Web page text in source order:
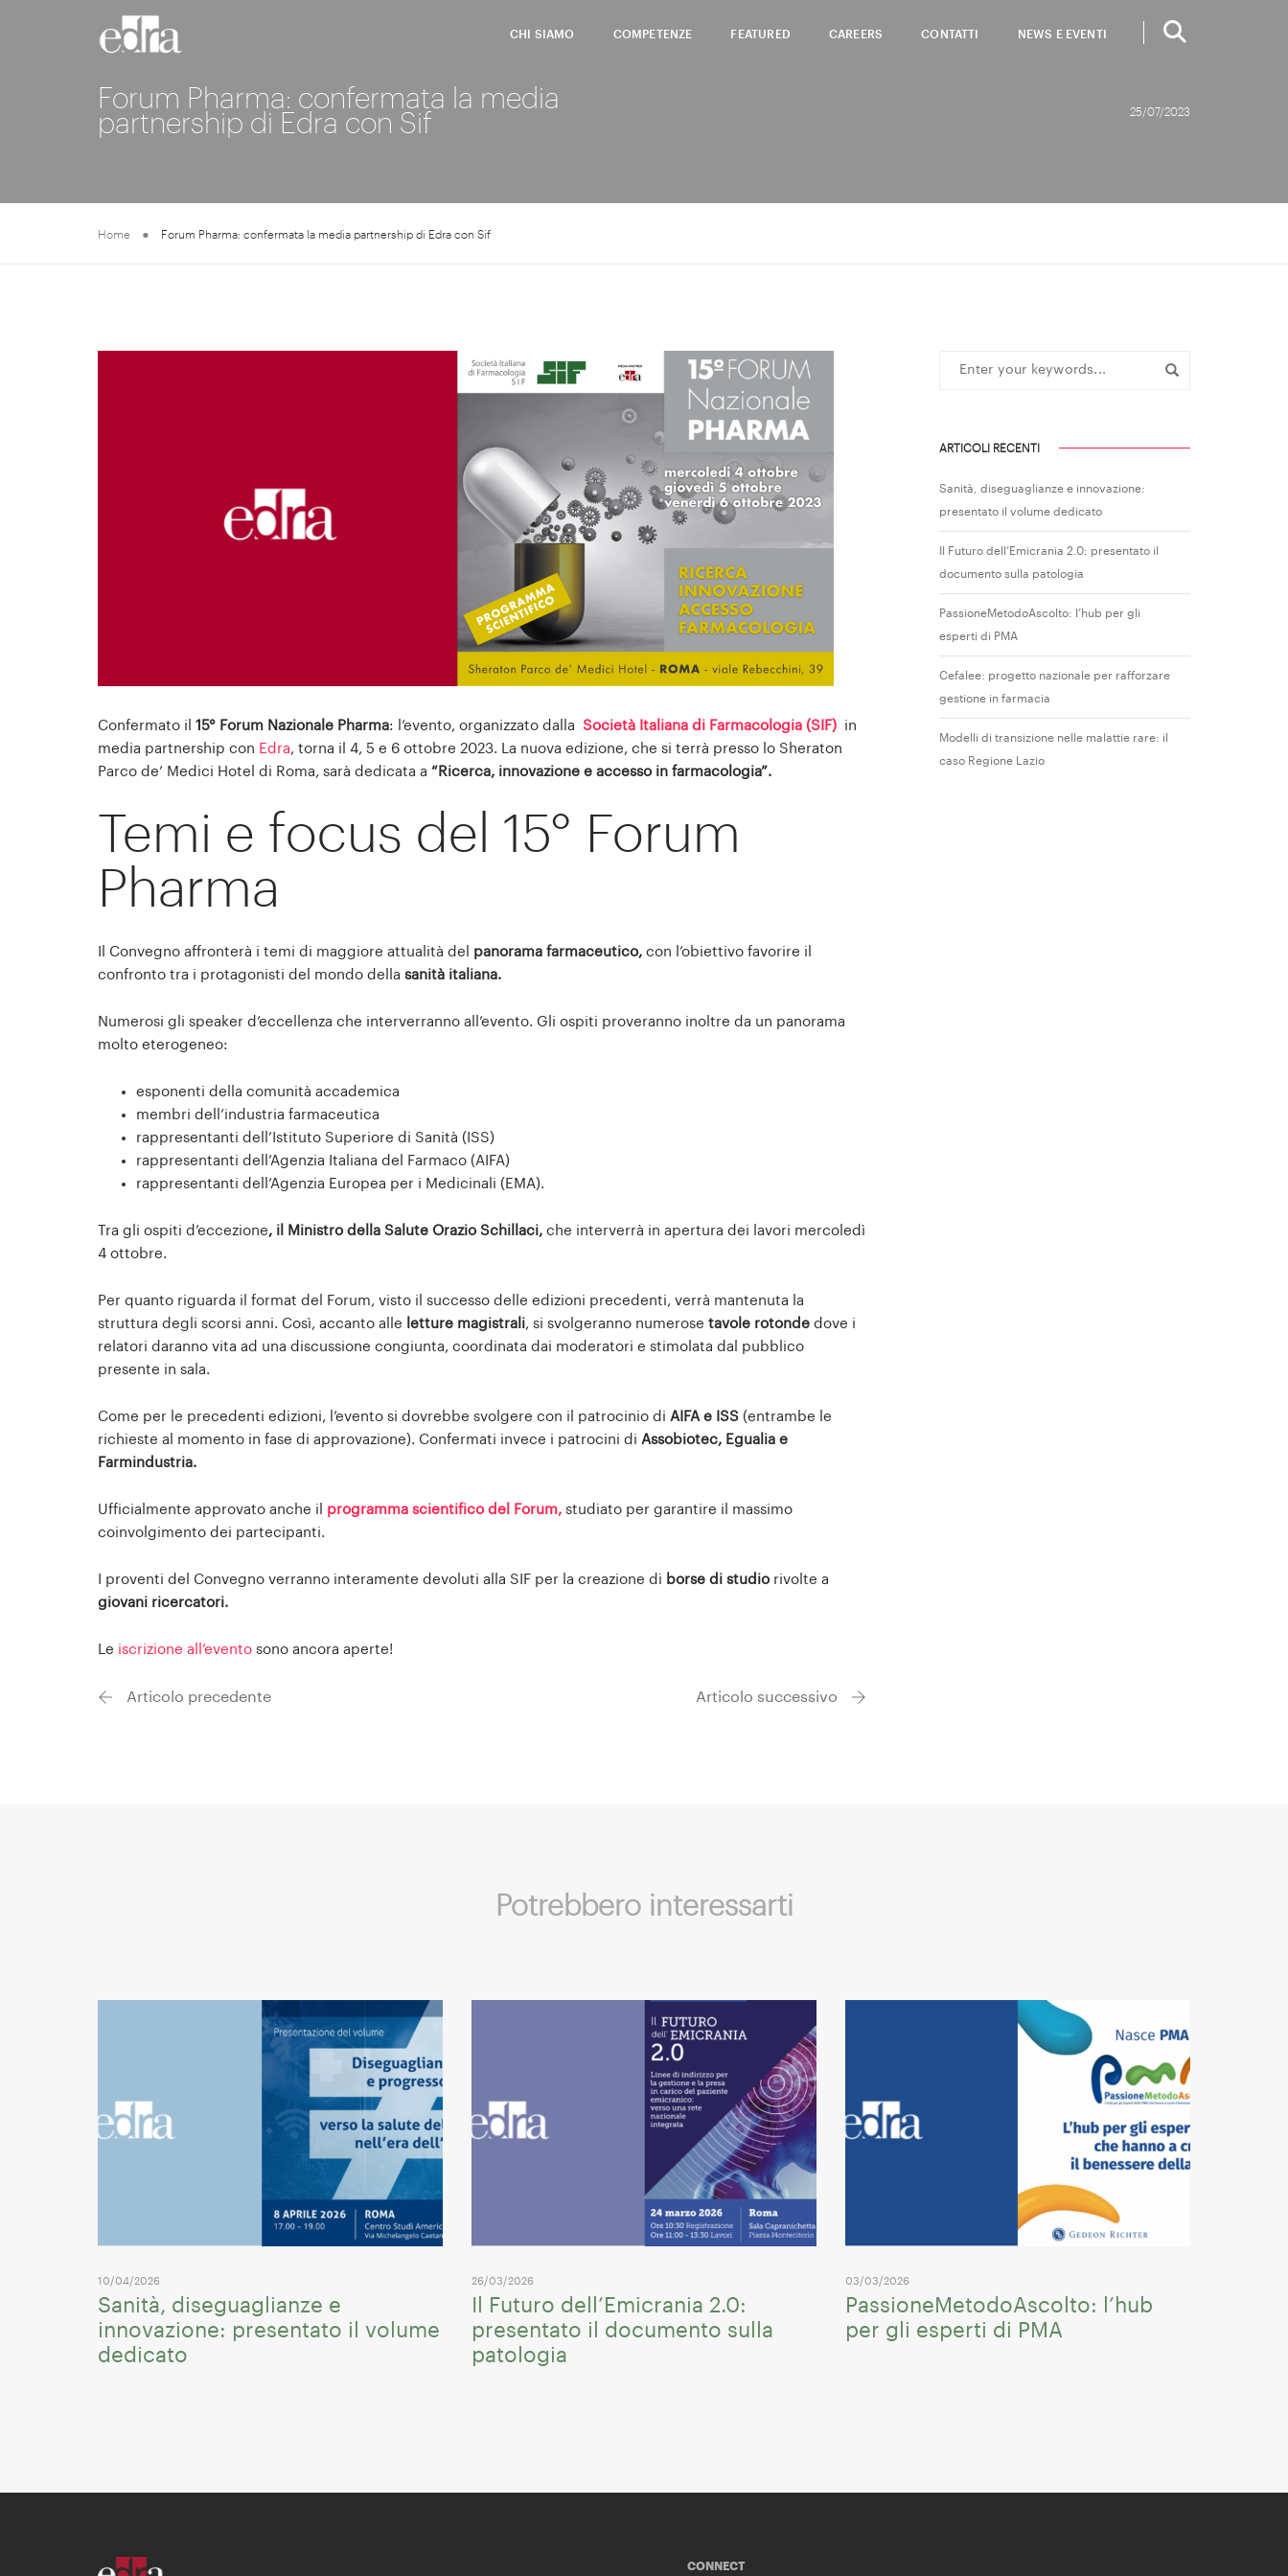
CHI SIAMO COMPETENZE FEATURED CAREERS CONTATTI NEWS E EVENTI
Forum Pharma: confermata la media
partnership di Edra con Sif
25/07/2023
Home Forum Pharma: confermata la media partnership di Edra con Sif
Confermato il 15° Forum Na­zionale Pharma: l’evento, organizzato dalla Società Italiana di Farmacologia (SIF) in
media partnership con Edra, torna il 4, 5 e 6 ottobre 2023. La nuova edizione, che si terrà presso lo Sheraton
Parco de’ Medici Hotel di Roma, sarà dedicata a “Ricerca, innovazione e accesso in farmacologia”.
Temi e focus del 15° Forum
Pharma
Il Convegno affronterà i temi di maggiore attualità del panorama farmaceutico, con l’obiettivo favorire il
confronto tra i protagonisti del mondo della sanità italiana.
Numerosi gli speaker d’eccellenza che interverranno all’evento. Gli ospiti proveranno inoltre da un panorama
molto eterogeneo:
esponenti della comunità accademica
membri dell’industria farmaceutica
rappresentanti dell’Istituto Superiore di Sanità (ISS)
rappresentanti dell’Agenzia Italiana del Farmaco (AIFA)
rappresentanti dell’Agenzia Europea per i Medicinali (EMA).
Tra gli ospiti d’eccezione, il Ministro della Salute Orazio Schillaci, che interverrà in apertura dei lavori mercoledì
4 ottobre.
Per quanto riguarda il format del Forum, visto il successo delle edizioni precedenti, verrà mantenuta la
struttura degli scorsi anni. Così, accanto alle letture magistrali, si svolgeranno numerose tavole rotonde dove i
relatori daranno vita ad una discussione congiunta, coordinata dai moderatori e stimolata dal pubblico
presente in sala.
Come per le precedenti edizioni, l’evento si dovrebbe svolgere con il patrocinio di AIFA e ISS (entrambe le
richieste al momento in fase di approvazione). Confermati invece i patrocini di Assobiotec, Egualia e
Farmindustria.
Ufficialmente approvato anche il programma scientifico del Forum, studiato per garantire il massimo
coinvolgimento dei partecipanti.
I proventi del Convegno verranno interamente devoluti alla SIF per la creazione di borse di studio rivolte a
giovani ricercatori.
Le iscrizione all’evento sono ancora aperte!
Articolo precedente Articolo successivo
ARTICOLI RECENTI
Sanità, diseguaglianze e innovazione:
presentato il volume dedicato
Il Futuro dell’Emicrania 2.0: presentato il
documento sulla patologia
PassioneMetodoAscolto: l’hub per gli
esperti di PMA
Cefalee: progetto nazionale per rafforzare
gestione in farmacia
Modelli di transizione nelle malattie rare: il
caso Regione Lazio
Potrebbero interessarti
10/04/2026
Sanità, diseguaglianze e
innovazione: presentato il volume
dedicato
26/03/2026
Il Futuro dell’Emicrania 2.0:
presentato il documento sulla
patologia
03/03/2026
PassioneMetodoAscolto: l’hub
per gli esperti di PMA
CONNECT